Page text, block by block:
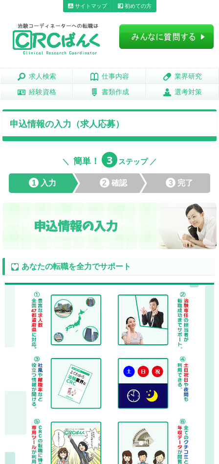
サイトマップ 初めての方
求人検索
求人検索 仕事内容
仕事内容 業界研究
業界研究
経験資格
経験資格 書類作成
書類作成 選考対策
選考対策
申込情報の入力（求人応募）
＼ 簡単！ 3 ステップ ／
1 入力 2 確認 3 完了
あなたの転職を全力でサポート